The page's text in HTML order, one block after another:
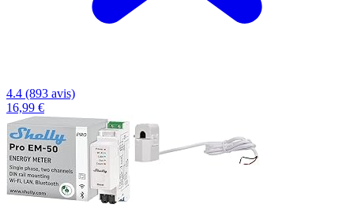
4.4 (893 avis)
16,99 €